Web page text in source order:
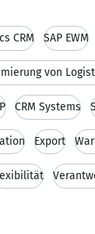
CRM SAP EWM
von
CRM Systems
Export